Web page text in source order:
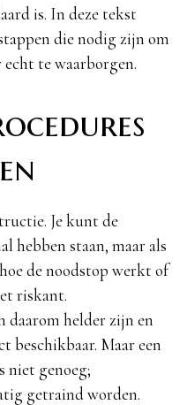
is. In deze tekst
die nodig zijn om
te waarborgen.
Je kunt de
hebben staan, maar als
de noodstop werkt of
riskant.
daarom helder zijn en
beschikbaar. Maar een
niet genoeg;
getraind worden.